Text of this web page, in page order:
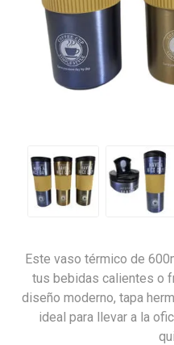
Este vaso térmico de
tus bebidas calientes o
diseño moderno, tapa
ideal para llevar a la